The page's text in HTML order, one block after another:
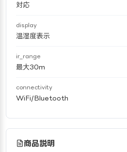
対応
display
温湿度表示
ir_range
最大30m
connectivity
WiFi/Bluetooth
商品説明